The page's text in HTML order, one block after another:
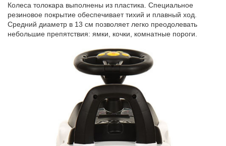
Колеса толокара выполнены из пластика. Специальное
резиновое покрытие обеспечивает тихий и плавный ход.
Средний диаметр в 13 см позволяет легко преодолевать
небольшие препятствия:ямки, кочки, комнатные пороги.